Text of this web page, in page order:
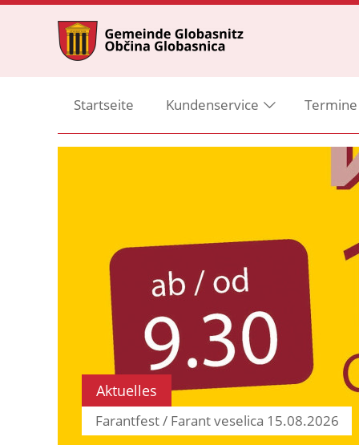
Startseite Kundenservice
Aktuelles
Farantfest / Farant veselica 15.08.2026